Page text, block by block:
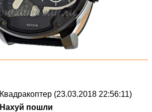
Квадракоптер (23.03.2018 22:56:11)
Нахуй пошли